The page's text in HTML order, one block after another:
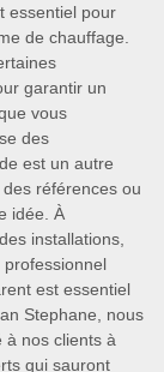
essentiel pour
de chauffage.
garantir un
vous
des
est un autre
références ou
idée. À
installations,
professionnel
est essentiel
Stephane, nous
à nos clients à
qui sauront